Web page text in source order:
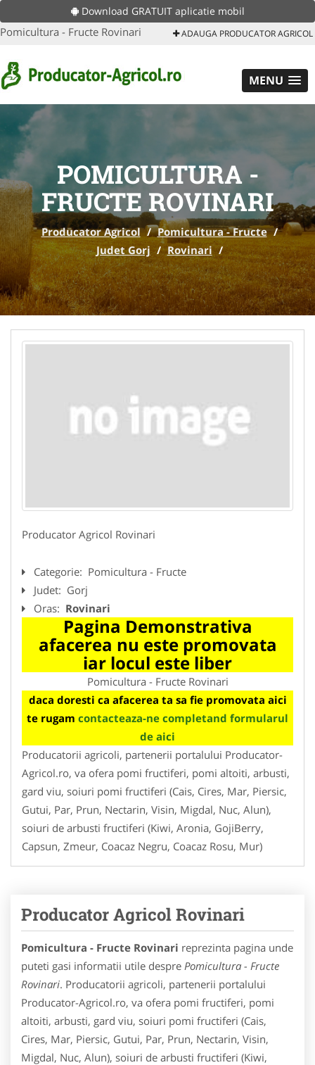
Download GRATUIT aplicatie mobil
Pomicultura - Fructe Rovinari ADAUGA PRODUCATOR AGRICOL
MENU
POMICULTURA -
FRUCTE ROVINARI
Producator Agricol / Pomicultura - Fructe /
Judet Gorj / Rovinari /
Producator Agricol Rovinari
Categorie: Pomicultura - Fructe
Judet: Gorj
Oras: Rovinari
Pagina Demonstrativa
afacerea nu este promovata
iar locul este liber
Pomicultura - Fructe Rovinari
daca doresti ca afacerea ta sa fie promovata aici
te rugam contacteaza-ne completand formularul
de aici
Producatorii agricoli, partenerii portalului Producator-
Agricol.ro, va ofera pomi fructiferi, pomi altoiti, arbusti,
gard viu, soiuri pomi fructiferi (Cais, Cires, Mar, Piersic,
Gutui, Par, Prun, Nectarin, Visin, Migdal, Nuc, Alun),
soiuri de arbusti fructiferi (Kiwi, Aronia, GojiBerry,
Capsun, Zmeur, Coacaz Negru, Coacaz Rosu, Mur)
Producator Agricol Rovinari
Pomicultura - Fructe Rovinari reprezinta pagina unde
puteti gasi informatii utile despre Pomicultura - Fructe
Rovinari. Producatorii agricoli, partenerii portalului
Producator-Agricol.ro, va ofera pomi fructiferi, pomi
altoiti, arbusti, gard viu, soiuri pomi fructiferi (Cais,
Cires, Mar, Piersic, Gutui, Par, Prun, Nectarin, Visin,
Migdal, Nuc, Alun), soiuri de arbusti fructiferi (Kiwi,